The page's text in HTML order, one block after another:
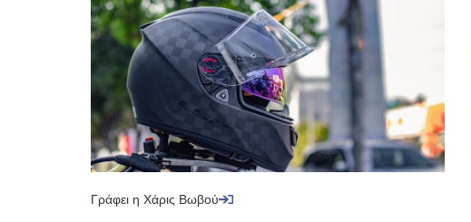
Γράφει η Χάρις Βωβού